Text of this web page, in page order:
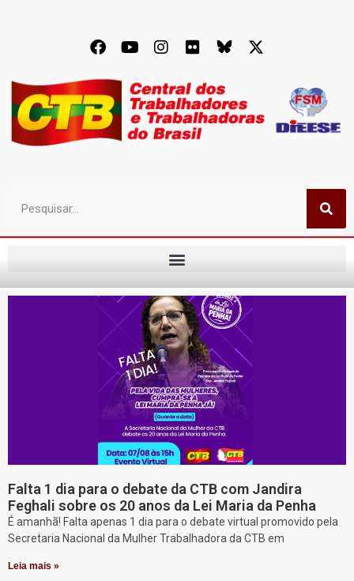
Falta 1 dia para o debate da CTB com Jandira
Feghali sobre os 20 anos da Lei Maria da Penha
É amanhã! Falta apenas 1 dia para o debate virtual promovido pela
Secretaria Nacional da Mulher Trabalhadora da CTB em
Leia mais »